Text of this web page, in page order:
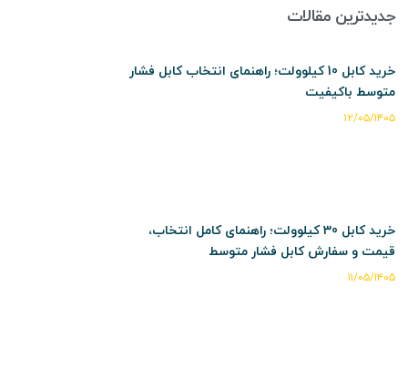
جدیدترین مقالات
خرید کابل 10 کیلوولت؛ راهنمای انتخاب کابل فشار
متوسط باکیفیت
۱۲/۰۵/۱۴۰۵
خرید کابل 30 کیلوولت؛ راهنمای کامل انتخاب،
قیمت و سفارش کابل فشار متوسط
۱۱/۰۵/۱۴۰۵